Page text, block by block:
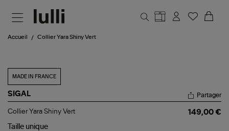
Accueil Collier Yara Shiny Vert
MADE IN FRANCE
SIGAL
Collier
Shiny
Partager
Collier Yara Shiny Vert
149,00 €
Taille unique